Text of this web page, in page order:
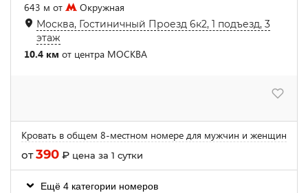
643 м от
Окружная
Москва, Гостиничный Проезд 6к2, 1 подъезд, 3
этаж
10.4 км от центра МОСКВА
Кровать в общем 8-местном номере для мужчин и женщин
от390 ₽ цена за 1 сутки
Ещё 4 категории номеров